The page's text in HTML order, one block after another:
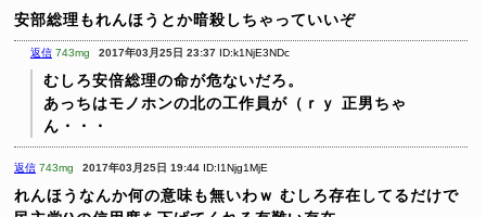
安部総理もれんほうとか暗殺しちゃっていいぞ
返信 743mg 2017年03月25日 23:37 ID:k1NjE3NDc
むしろ安倍総理の命が危ないだろ。
あっちはモノホンの北の工作員が（ｒｙ 正男ちゃ
ん・・・
返信 743mg 2017年03月25日 19:44 ID:I1Njg1MjE
れんほうなんか何の意味も無いわｗ むしろ存在してるだけで